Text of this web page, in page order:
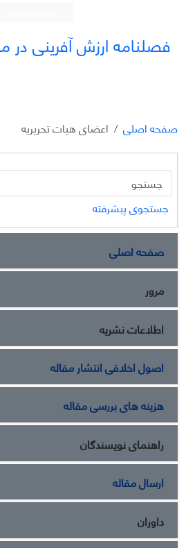
فصلنامه ارزش آفرینی
صفحه اصلی اعضای هیات تحریریه
جستجوی پیشرفته
صفحه اصلی
مرور
اطلاعات نشریه
اصول اخلاقی انتشار مقاله
هزینه های بررسی مقاله
راهنمای نویسندگان
ارسال مقاله
داوران